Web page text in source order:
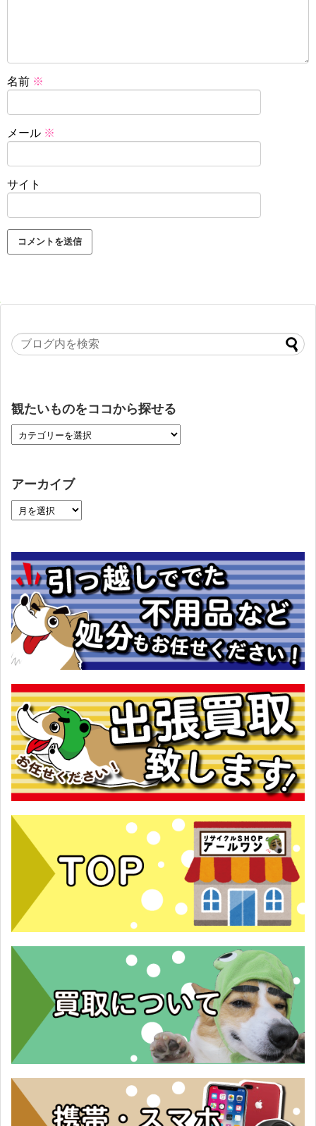
名前 ※
メール ※
サイト
観たいものをココから探せる
アーカイブ